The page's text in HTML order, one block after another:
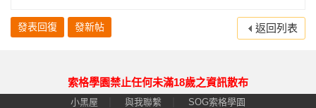
2024-05-21
★★★★★
★★★★★
2024-05-14
★★★★★
★★★★★
2024-03-22
★★★★★ ★★★★★
★★★★★
發表回復 發新帖 返回列表
索格學園禁止任何未滿18歲之資訊散布
小黑屋 與我聯繫 SOG索格學園